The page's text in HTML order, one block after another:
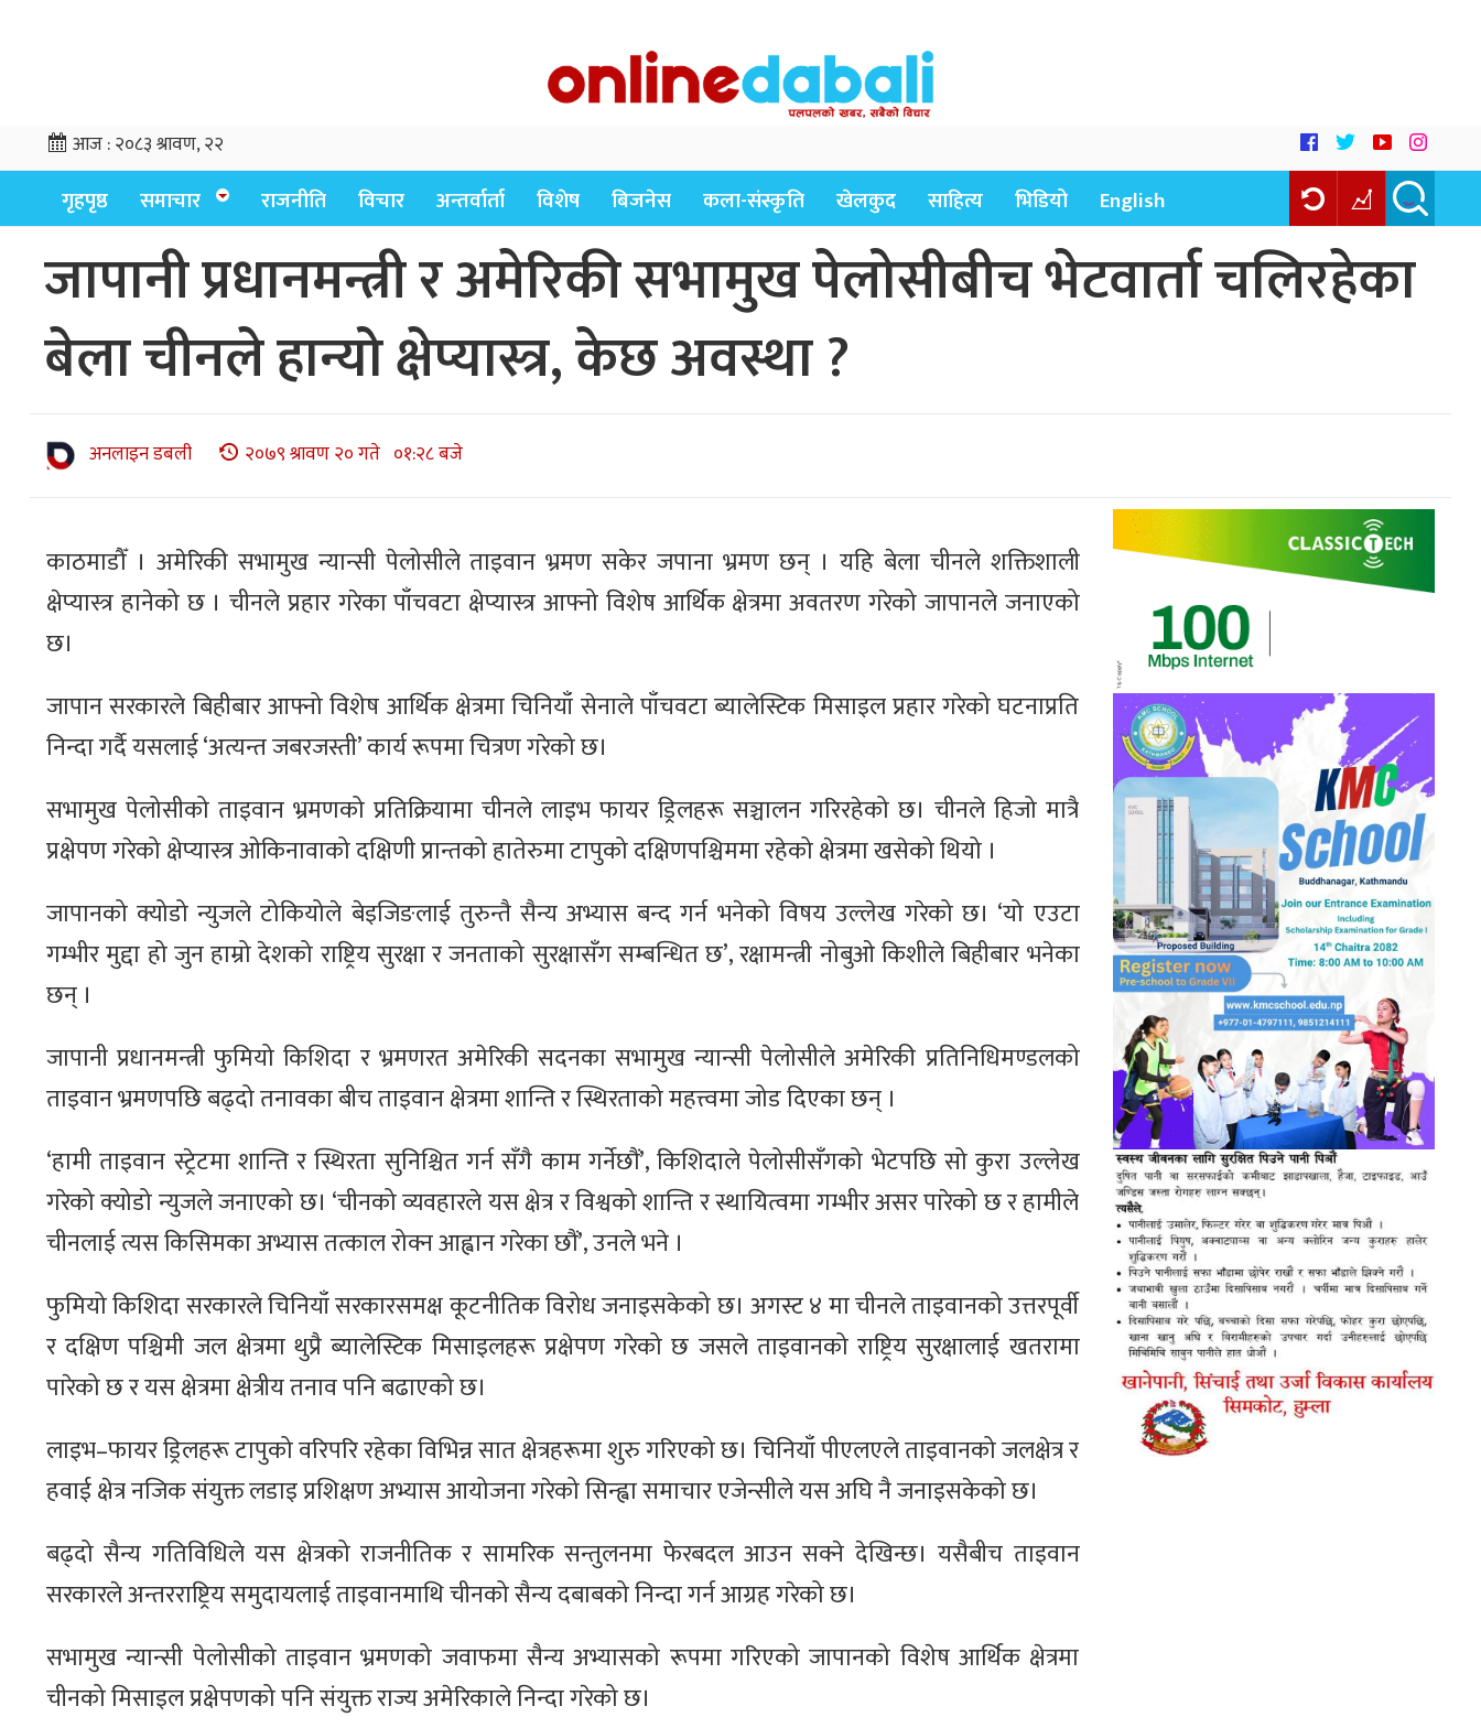
आज :२०८३ श्रावण, २२
गृहपृष्ठ समाचार राजनीति विचार अन्तर्वार्ता विशेष बिजनेस कला-संस्कृति खेलकुद साहित्य भिडियो English
जापानी प्रधानमन्त्री र अमेरिकी सभामुख पेलोसीबीच भेटवार्ता चलिरहेका
बेला चीनले हान्यो क्षेप्यास्त्र, केछ अवस्था ?
अनलाइन डबली २०७९ श्रावण २० गते ०१:२८ बजे
काठमाडौँ । अमेरिकी सभामुख न्यान्सी पेलोसीले ताइवान भ्रमण सकेर जपाना भ्रमण छन् । यहि बेला चीनले शक्तिशाली
क्षेप्यास्त्र हानेको छ । चीनले प्रहार गरेका पाँचवटा क्षेप्यास्त्र आफ्नो विशेष आर्थिक क्षेत्रमा अवतरण गरेको जापानले जनाएको
छ।
जापान सरकारले बिहीबार आफ्नो विशेष आर्थिक क्षेत्रमा चिनियाँ सेनाले पाँचवटा ब्यालेस्टिक मिसाइल प्रहार गरेको घटनाप्रति
निन्दा गर्दै यसलाई ‘अत्यन्त जबरजस्ती’ कार्य रूपमा चित्रण गरेको छ।
सभामुख पेलोसीको ताइवान भ्रमणको प्रतिक्रियामा चीनले लाइभ फायर ड्रिलहरू सञ्चालन गरिरहेको छ। चीनले हिजो मात्रै
प्रक्षेपण गरेको क्षेप्यास्त्र ओकिनावाको दक्षिणी प्रान्तको हातेरुमा टापुको दक्षिणपश्चिममा रहेको क्षेत्रमा खसेको थियो ।
जापानको क्योडो न्युजले टोकियोले बेइजिङलाई तुरुन्तै सैन्य अभ्यास बन्द गर्न भनेको विषय उल्लेख गरेको छ। ‘यो एउटा
गम्भीर मुद्दा हो जुन हाम्रो देशको राष्ट्रिय सुरक्षा र जनताको सुरक्षासँग सम्बन्धित छ’, रक्षामन्त्री नोबुओ किशीले बिहीबार भनेका
छन् ।
जापानी प्रधानमन्त्री फुमियो किशिदा र भ्रमणरत अमेरिकी सदनका सभामुख न्यान्सी पेलोसीले अमेरिकी प्रतिनिधिमण्डलको
ताइवान भ्रमणपछि बढ्दो तनावका बीच ताइवान क्षेत्रमा शान्ति र स्थिरताको महत्त्वमा जोड दिएका छन् ।
‘हामी ताइवान स्ट्रेटमा शान्ति र स्थिरता सुनिश्चित गर्न सँगै काम गर्नेछौं’, किशिदाले पेलोसीसँगको भेटपछि सो कुरा उल्लेख
गरेको क्योडो न्युजले जनाएको छ। ‘चीनको व्यवहारले यस क्षेत्र र विश्वको शान्ति र स्थायित्वमा गम्भीर असर पारेको छ र हामीले
चीनलाई त्यस किसिमका अभ्यास तत्काल रोक्न आह्वान गरेका छौं’, उनले भने ।
फुमियो किशिदा सरकारले चिनियाँ सरकारसमक्ष कूटनीतिक विरोध जनाइसकेको छ। अगस्ट ४ मा चीनले ताइवानको उत्तरपूर्वी
र दक्षिण पश्चिमी जल क्षेत्रमा थुप्रै ब्यालेस्टिक मिसाइलहरू प्रक्षेपण गरेको छ जसले ताइवानको राष्ट्रिय सुरक्षालाई खतरामा
पारेको छ र यस क्षेत्रमा क्षेत्रीय तनाव पनि बढाएको छ।
लाइभ–फायर ड्रिलहरू टापुको वरिपरि रहेका विभिन्न सात क्षेत्रहरूमा शुरु गरिएको छ। चिनियाँ पीएलएले ताइवानको जलक्षेत्र र
हवाई क्षेत्र नजिक संयुक्त लडाइ प्रशिक्षण अभ्यास आयोजना गरेको सिन्ह्वा समाचार एजेन्सीले यस अघि नै जनाइसकेको छ।
बढ्दो सैन्य गतिविधिले यस क्षेत्रको राजनीतिक र सामरिक सन्तुलनमा फेरबदल आउन सक्ने देखिन्छ। यसैबीच ताइवान
सरकारले अन्तरराष्ट्रिय समुदायलाई ताइवानमाथि चीनको सैन्य दबाबको निन्दा गर्न आग्रह गरेको छ।
सभामुख न्यान्सी पेलोसीको ताइवान भ्रमणको जवाफमा सैन्य अभ्यासको रूपमा गरिएको जापानको विशेष आर्थिक क्षेत्रमा
चीनको मिसाइल प्रक्षेपणको पनि संयुक्त राज्य अमेरिकाले निन्दा गरेको छ।